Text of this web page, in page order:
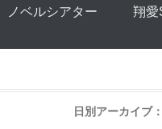
ノベルシアター 翔愛
日別アーカイブ：